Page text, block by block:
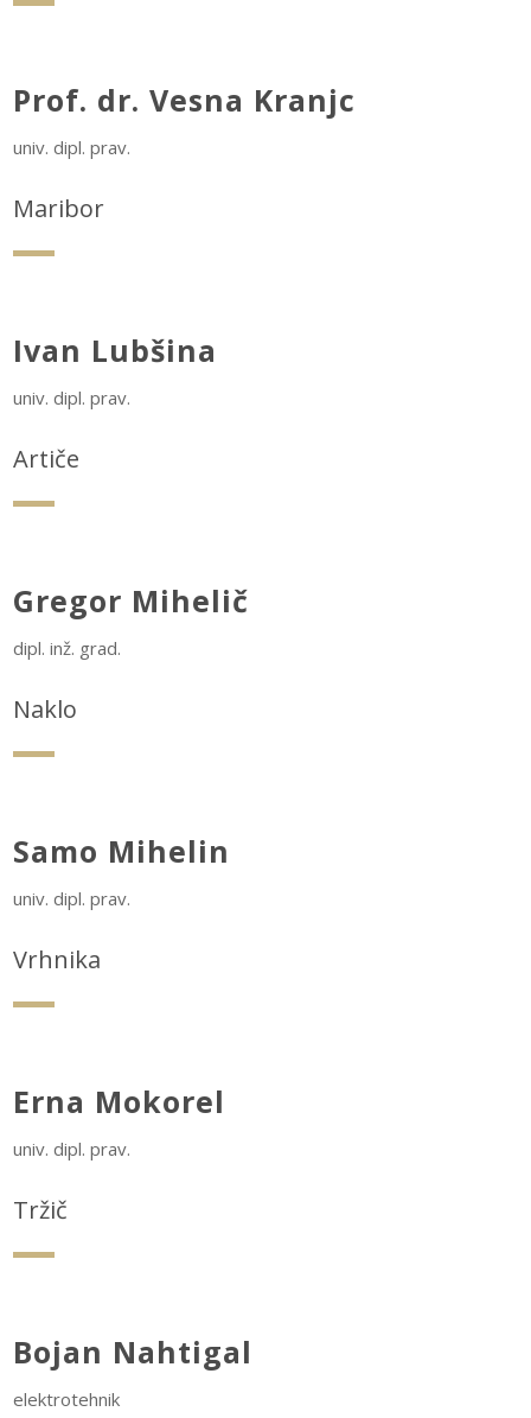
Prof. dr. Vesna Kranjc
univ. dipl. prav.
Maribor
Ivan Lubšina
univ. dipl. prav.
Artiče
Gregor Mihelič
dipl. inž. grad.
Naklo
Samo Mihelin
univ. dipl. prav.
Vrhnika
Erna Mokorel
univ. dipl. prav.
Tržič
Bojan Nahtigal
elektrotehnik